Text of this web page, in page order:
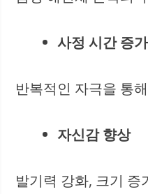
사정 시간 증가
반복적인 자극을 통
자신감 향상
발기력 강화, 크기